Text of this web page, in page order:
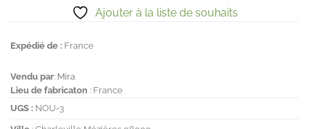
Ajouter à la liste de souhaits
Expédié de : France
Vendu par: Mira
Lieu de fabricaton : France
UGS : NOU-3